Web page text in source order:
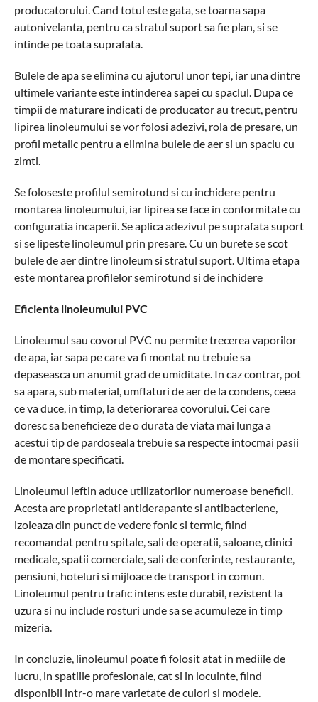
producatorului. Cand totul este gata, se toarna sapa
autonivelanta, pentru ca stratul suport sa fie plan, si se
intinde pe toata suprafata.
Bulele de apa se elimina cu ajutorul unor tepi, iar una dintre
ultimele variante este intinderea sapei cu spaclul. Dupa ce
timpii de maturare indicati de producator au trecut, pentru
lipirea linoleumului se vor folosi adezivi, rola de presare, un
profil metalic pentru a elimina bulele de aer si un spaclu cu
zimti.
Se foloseste profilul semirotund si cu inchidere pentru
montarea linoleumului, iar lipirea se face in conformitate cu
configuratia incaperii. Se aplica adezivul pe suprafata suport
si se lipeste linoleumul prin presare. Cu un burete se scot
bulele de aer dintre linoleum si stratul suport. Ultima etapa
este montarea profilelor semirotund si de inchidere
Eficienta linoleumului PVC
Linoleumul sau covorul PVC nu permite trecerea vaporilor
de apa, iar sapa pe care va fi montat nu trebuie sa
depaseasca un anumit grad de umiditate. In caz contrar, pot
sa apara, sub material, umflaturi de aer de la condens, ceea
ce va duce, in timp, la deteriorarea covorului. Cei care
doresc sa beneficieze de o durata de viata mai lunga a
acestui tip de pardoseala trebuie sa respecte intocmai pasii
de montare specificati.
Linoleumul ieftin aduce utilizatorilor numeroase beneficii.
Acesta are proprietati antiderapante si antibacteriene,
izoleaza din punct de vedere fonic si termic, fiind
recomandat pentru spitale, sali de operatii, saloane, clinici
medicale, spatii comerciale, sali de conferinte, restaurante,
pensiuni, hoteluri si mijloace de transport in comun.
Linoleumul pentru trafic intens este durabil, rezistent la
uzura si nu include rosturi unde sa se acumuleze in timp
mizeria.
In concluzie, linoleumul poate fi folosit atat in mediile de
lucru, in spatiile profesionale, cat si in locuinte, fiind
disponibil intr-o mare varietate de culori si modele.